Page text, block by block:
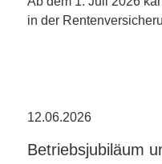
in der
12.06.2026
Betriebsjubiläum